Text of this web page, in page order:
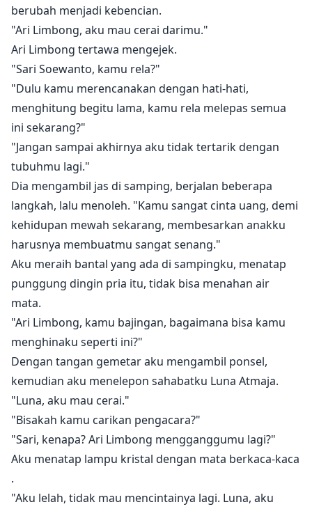
berubah menjadi kebencian.
"Ari Limbong, aku mau cerai darimu."
Ari Limbong tertawa mengejek.
"Sari Soewanto, kamu rela?"
"Dulu kamu merencanakan dengan hati-hati,
menghitung begitu lama, kamu rela melepas semua
ini sekarang?"
"Jangan sampai akhirnya aku tidak tertarik dengan
tubuhmu lagi."
Dia mengambil jas di samping, berjalan beberapa
langkah, lalu menoleh. "Kamu sangat cinta uang, demi
kehidupan mewah sekarang, membesarkan anakku
harusnya membuatmu sangat senang."
Aku meraih bantal yang ada di sampingku, menatap
punggung dingin pria itu, tidak bisa menahan air
mata.
"Ari Limbong, kamu bajingan, bagaimana bisa kamu
menghinaku seperti ini?"
Dengan tangan gemetar aku mengambil ponsel,
kemudian aku menelepon sahabatku Luna Atmaja.
"Luna, aku mau cerai."
"Bisakah kamu carikan pengacara?"
"Sari, kenapa? Ari Limbong mengganggumu lagi?"
Aku menatap lampu kristal dengan mata berkaca-kaca
.
"Aku lelah, tidak mau mencintainya lagi. Luna, aku